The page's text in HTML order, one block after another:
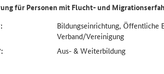
für Personen mit Flucht- und
Bildungseinrichtung, Öffentliche
Verband/Vereinigung
Aus- & Weiterbildung